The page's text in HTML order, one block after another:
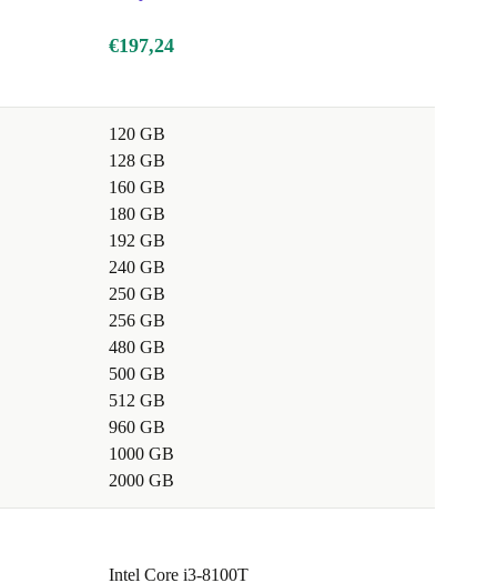
€197,24
120 GB
128 GB
160 GB
180 GB
192 GB
240 GB
250 GB
256 GB
480 GB
500 GB
512 GB
960 GB
1000 GB
2000 GB
Intel Core i3-8100T